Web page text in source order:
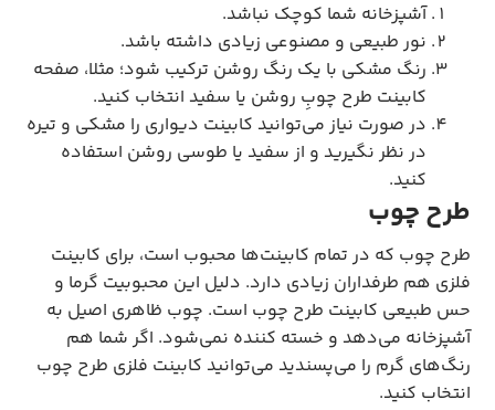
آشپزخانه شما کوچک نباشد.
نور طبیعی و مصنوعی زیادی داشته باشد.
رنگ مشکی با یک رنگ روشن ترکیب شود؛ مثلا، صفحه
کابینت طرح چوبِ روشن یا سفید انتخاب کنید.
در صورت نیاز می‌توانید کابینت دیواری را مشکی و تیره
در نظر نگیرید و از سفید یا طوسی روشن استفاده
کنید.
طرح چوب
طرح چوب که در تمام کابینت‌ها محبوب است، برای کابینت
فلزی هم طرفداران زیادی دارد. دلیل این محبوبیت گرما و
حس طبیعی کابینت طرح چوب است. چوب ظاهری اصیل به
آشپزخانه می‌دهد و خسته کننده نمی‌شود. اگر شما هم
رنگ‌های گرم را می‌پسندید می‌توانید کابینت فلزی طرح چوب
انتخاب کنید.